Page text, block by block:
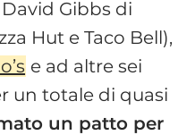
Gibbs di
Hut e Taco Bell),
e ad altre sei
un totale di quasi
un patto per